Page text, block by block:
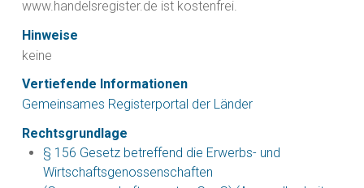
www.handelsregister.de ist kostenfrei.
Hinweise
keine
Vertiefende Informationen
Gemeinsames Registerportal der Länder
Rechtsgrundlage
§ 156 Gesetz betreffend die Erwerbs- und
Wirtschaftsgenossenschaften